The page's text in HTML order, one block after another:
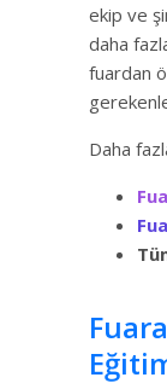
ekip ve
daha
fuardan
Daha